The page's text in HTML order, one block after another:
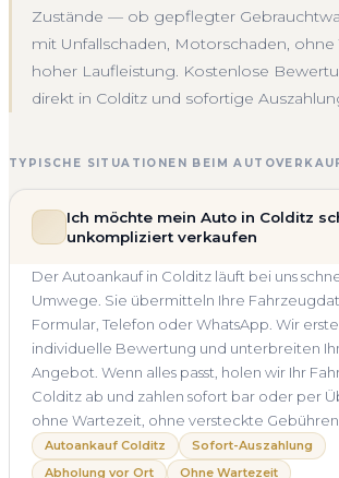
Zustände — ob gepflegter
mit Unfallschaden, Motorschaden,
hoher Laufleistung. Kostenlose
direkt in Colditz und sofortige
TYPISCHE SITUATIONEN BEIM
Ich möchte mein Auto in Colditz
unkompliziert verkaufen
Der Autoankauf in Colditz läuft bei uns
Umwege. Sie übermitteln Ihre
Formular, Telefon oder WhatsApp. Wir
individuelle Bewertung und unterbreiten
Angebot. Wenn alles passt, holen wir Ihr
Colditz ab und zahlen sofort bar oder per
ohne Wartezeit, ohne versteckte Gebühren.
Autoankauf Colditz
Sofort-Auszahlung
Abholung vor Ort
Ohne Wartezeit